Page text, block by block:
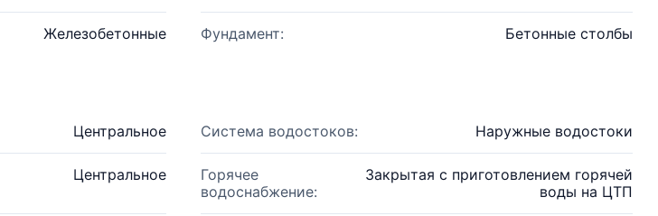
Железобетонные Фундамент: Бетонные столбы
Центральное Система водостоков: Наружные водостоки
Центральное
Горячее
водоснабжение:
Закрытая с приготовлением горячей
воды на ЦТП